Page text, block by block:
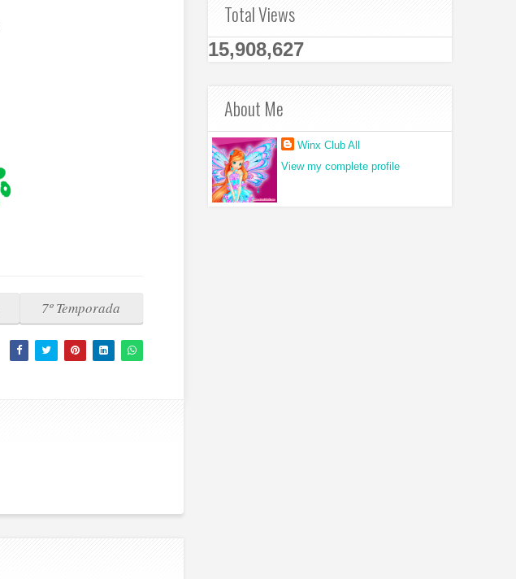
7º Temporada
Total Views
15,908,627
About Me
Winx Club All
View my complete profile